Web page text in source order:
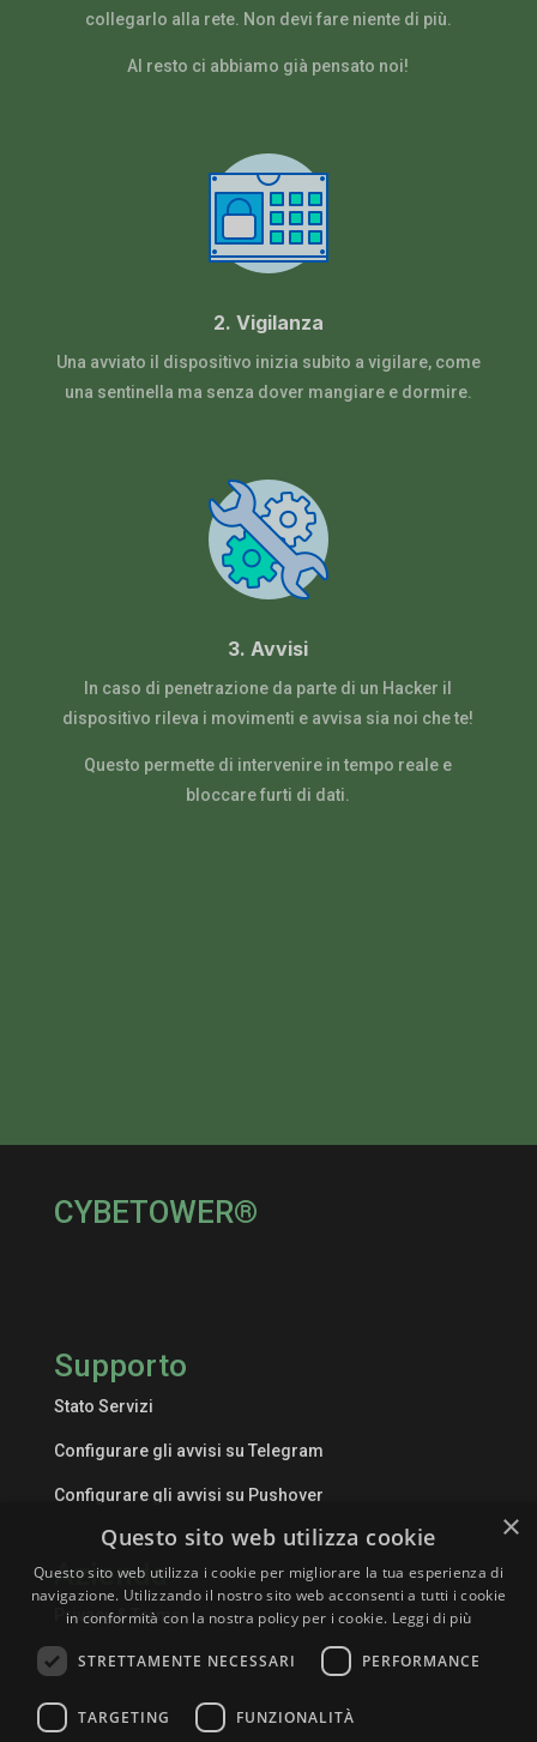
collegarlo alla rete. Non devi fare niente di più.
Al resto ci abbiamo già pensato noi!
2. Vigilanza
Una avviato il dispositivo inizia subito a vigilare, come
una sentinella ma senza dover mangiare e dormire.
3. Avvisi
In caso di penetrazione da parte di un Hacker il
dispositivo rileva i movimenti e avvisa sia noi che te!
Questo permette di intervenire in tempo reale e
bloccare furti di dati.
CYBETOWER®
Supporto
Stato Servizi
Configurare gli avvisi su Telegram
Configurare gli avvisi su Pushover
Azienda
Privacy & Terms
×
Questo sito web utilizza cookie
Questo sito web utilizza i cookie per migliorare la tua esperienza di
navigazione. Utilizzando il nostro sito web acconsenti a tutti i cookie
in conformità con la nostra policy per i cookie. Leggi di più
STRETTAMENTE NECESSARI PERFORMANCE
TARGETING FUNZIONALITÀ